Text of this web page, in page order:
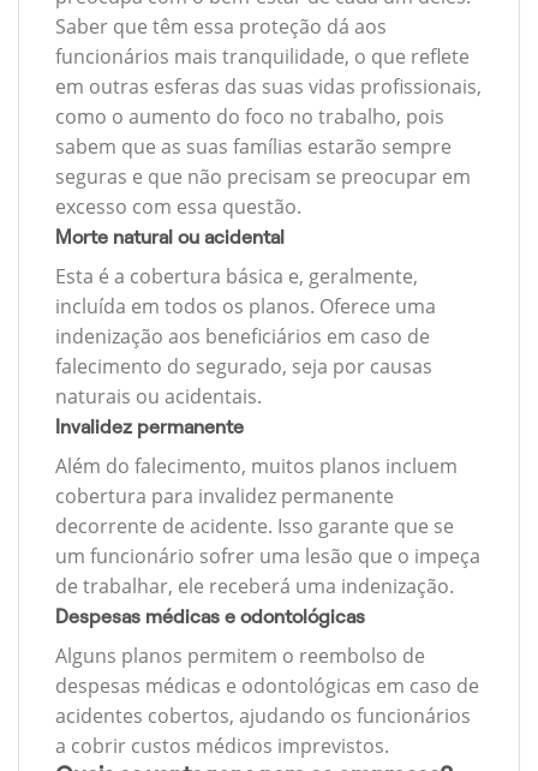
Saber que têm essa proteção dá aos
funcionários mais tranquilidade, o que reflete
em outras esferas das suas vidas profissionais,
como o aumento do foco no trabalho, pois
sabem que as suas famílias estarão sempre
seguras e que não precisam se preocupar em
excesso com essa questão.
Morte natural ou acidental
Esta é a cobertura básica e, geralmente,
incluída em todos os planos. Oferece uma
indenização aos beneficiários em caso de
falecimento do segurado, seja por causas
naturais ou acidentais.
Invalidez permanente
Além do falecimento, muitos planos incluem
cobertura para invalidez permanente
decorrente de acidente. Isso garante que se
um funcionário sofrer uma lesão que o impeça
de trabalhar, ele receberá uma indenização.
Despesas médicas e odontológicas
Alguns planos permitem o reembolso de
despesas médicas e odontológicas em caso de
acidentes cobertos, ajudando os funcionários
a cobrir custos médicos imprevistos.